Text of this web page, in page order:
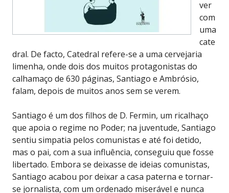
ver
com
uma
cate
dral. De facto, Catedral refere-se a uma cervejaria
limenha, onde dois dos muitos protagonistas do
calhamaço de 630 páginas, Santiago e Ambrósio,
falam, depois de muitos anos sem se verem.
Santiago é um dos filhos de D. Fermin, um ricalhaço
que apoia o regime no Poder; na juventude, Santiago
sentiu simpatia pelos comunistas e até foi detido,
mas o pai, com a sua influência, conseguiu que fosse
libertado. Embora se deixasse de ideias comunistas,
Santiago acabou por deixar a casa paterna e tornar-
se jornalista, com um ordenado miserável e nunca